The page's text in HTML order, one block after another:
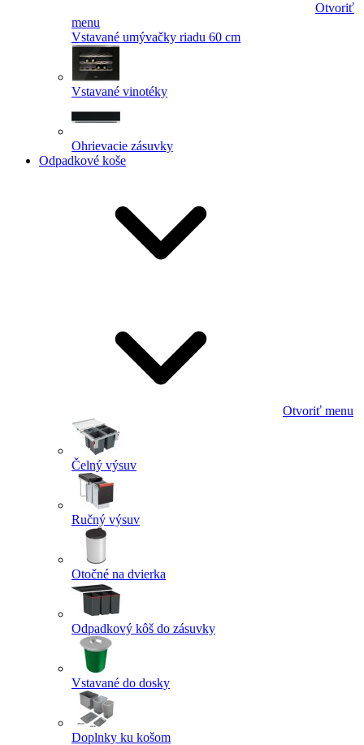
Otvoriť
menu
Vstavané umývačky riadu 60 cm
Vstavané vinotéky
Ohrievacie zásuvky
Odpadkové koše
Otvoriť menu
Čelný výsuv
Ručný výsuv
Otočné na dvierka
Odpadkový kôš do zásuvky
Vstavané do dosky
Doplnky ku košom